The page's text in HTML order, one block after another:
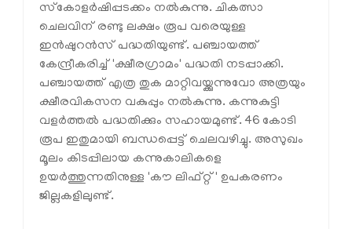
സ്‌കോളർഷിപ്പടക്കം നൽകുന്നു. ചികത്സാ
ചെലവിന് രണ്ടു ലക്ഷം രൂപ വരെയുള്ള
ഇൻഷുറൻസ് പദ്ധതിയുണ്ട്. പഞ്ചായത്ത്
കേന്ദ്രീകരിച്ച് 'ക്ഷീരഗ്രാമം' പദ്ധതി നടപ്പാക്കി.
പഞ്ചായത്ത് എത്ര തുക മാറ്റിവയ്ക്കുന്നുവോ അത്രയും
ക്ഷീരവികസന വകുപ്പും നൽകുന്നു. കന്നുകുട്ടി
വളർത്തൽ പദ്ധതിക്കും സഹായമുണ്ട്. 46 കോടി
രൂപ ഇതുമായി ബന്ധപ്പെട്ട് ചെലവഴിച്ചു. അസുഖം
മൂലം കിടപ്പിലായ കന്നുകാലികളെ
ഉയർത്തുന്നതിനുള്ള 'കൗ ലിഫ്റ്റ്' ഉപകരണം
ജില്ലകളിലുണ്ട്.